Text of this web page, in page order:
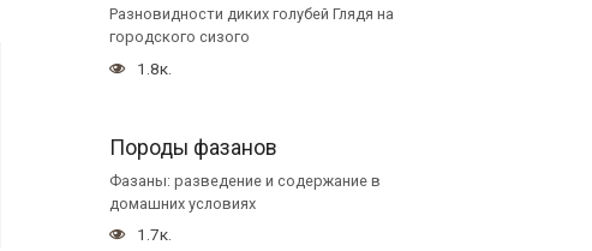
Разновидности диких голубей Глядя на
городского сизого
1.8к.
Породы фазанов
Фазаны: разведение и содержание в
домашних условиях
1.7к.